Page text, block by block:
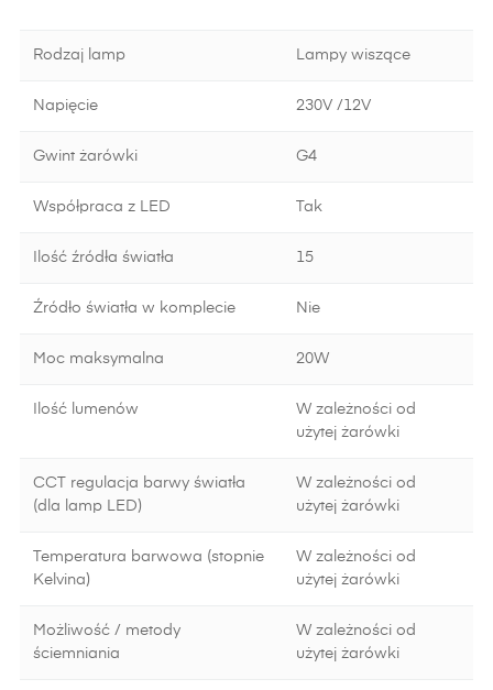
Rodzaj lamp Lampy wiszące
Napięcie 230V /12V
Gwint żarówki G4
Współpraca z LED Tak
Ilość źródła światła 15
Źródło światła w komplecie Nie
Moc maksymalna 20W
Ilość lumenów
W zależności od
użytej żarówki
CCT regulacja barwy światła
(dla lamp LED)
W zależności od
użytej żarówki
Temperatura barwowa (stopnie
Kelvina)
W zależności od
użytej żarówki
Możliwość / metody
ściemniania
W zależności od
użytej żarówki